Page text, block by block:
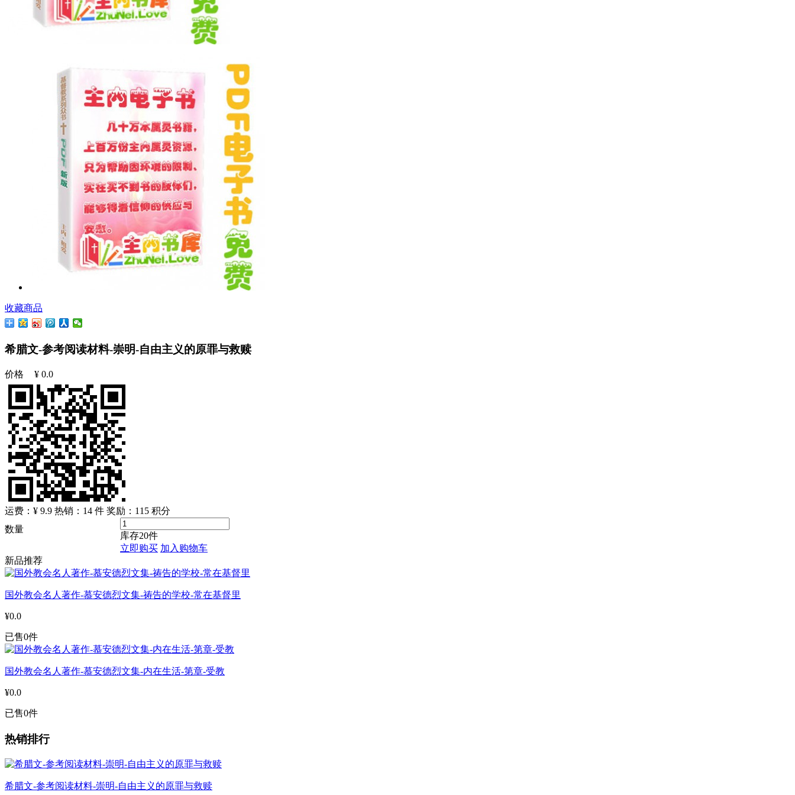
收藏商品
希腊文-参考阅读材料-崇明-自由主义的原罪与救赎
价格 ¥ 0.0
运费：¥ 9.9 热销：14 件 奖励： 115 积分
数量
库存20件
立即购买 加入购物车
新品推荐
国外教会名人著作-慕安德烈文集-祷告的学校-常在基督里
¥0.0
已售0件
国外教会名人著作-慕安德烈文集-内在生活-第章-受教
¥0.0
已售0件
热销排行
希腊文-参考阅读材料-崇明-自由主义的原罪与救赎